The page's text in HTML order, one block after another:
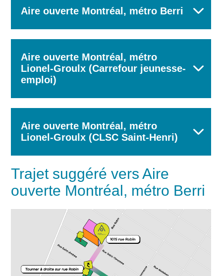
Aire ouverte Montréal, métro Berri
Aire ouverte Montréal, métro
Lionel-Groulx (Carrefour jeunesse-
emploi)
Aire ouverte Montréal, métro
Lionel-Groulx (CLSC Saint-Henri)
Trajet suggéré vers Aire
ouverte Montréal, métro Berri